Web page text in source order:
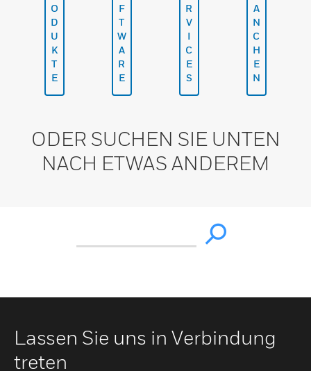
O
D
U
K
T
E
F
T
W
A
R
E
R
V
I
C
E
S
A
N
C
H
E
N
ODER SUCHEN SIE UNTEN
NACH ETWAS ANDEREM
Lassen Sie uns in Verbindung
treten